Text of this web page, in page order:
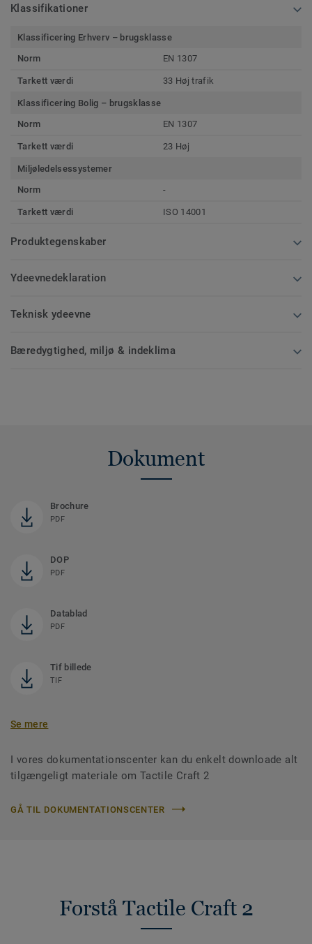
Klassifikationer
Klassificering Erhverv – brugsklasse
Norm
EN 1307
Tarkett værdi 33 Høj trafik
Klassificering Bolig – brugsklasse
Norm
EN 1307
Tarkett værdi 23 Høj
Miljøledelsessystemer
Norm
-
Tarkett værdi ISO 14001
Produktegenskaber
Ydeevnedeklaration
Teknisk ydeevne
Bæredygtighed, miljø & indeklima
Dokument
Brochure
PDF
DOP
PDF
Datablad
PDF
Tif billede
TIF
Se mere
I vores dokumentationscenter kan du enkelt downloade alt
tilgængeligt materiale om Tactile Craft 2
GÅ TIL DOKUMENTATIONSCENTER
Forstå Tactile Craft 2